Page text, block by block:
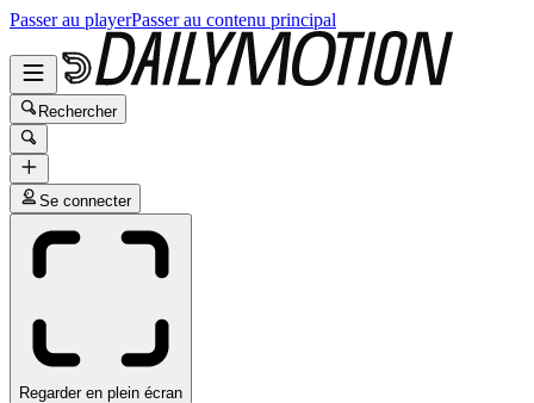
Passer au playerPasser au contenu principal
Rechercher
Se connecter
Regarder en plein écran